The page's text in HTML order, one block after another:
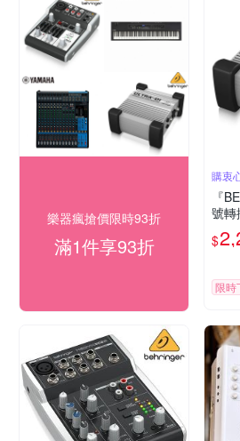
樂器瘋搶價限時93折
滿1件享93折
購衷
『
號轉
0
$
限時